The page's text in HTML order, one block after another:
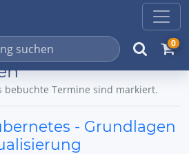
0
bebuchte Termine sind markiert.
- Grundlagen